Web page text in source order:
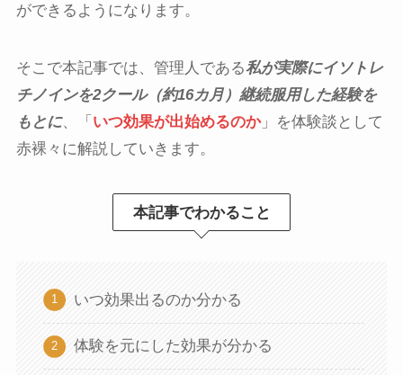
ができるようになります。
そこで本記事では、管理人である私が実際にイソトレ
チノインを2クール（約16カ月）継続服用した経験を
もとに、「 いつ効果が出始めるのか」を体験談として
赤裸々に解説していきます。
本記事でわかること
いつ効果出るのか分かる
体験を元にした効果が分かる